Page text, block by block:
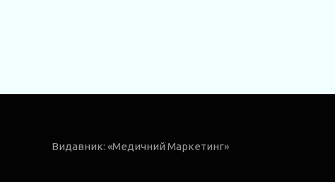
Видавник: «Медичний Маркетинг»